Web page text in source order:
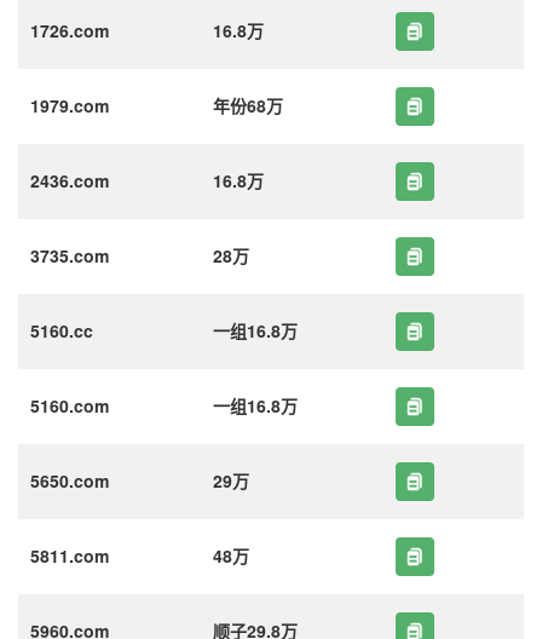
1726.com 16.8万
1979.com 年份68万
2436.com 16.8万
3735.com 28万
5160.cc 一组16.8万
5160.com 一组16.8万
5650.com 29万
5811.com 48万
5960.com 顺子29.8万